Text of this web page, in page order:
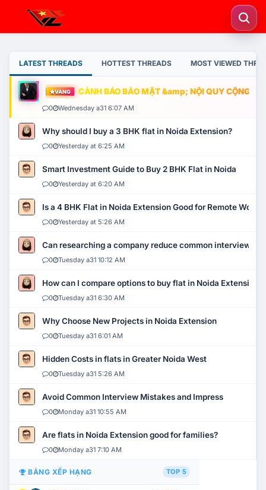
LATEST THREADS HOTTEST THREADS MOST VIEWED
VÀNG CẢNH BÁO BẢO MẬT &amp; NỘI QUY CỘNG
0 Wednesday a31 6:07 AM
Why should I buy a 3 BHK flat in Noida Extension?
0 Yesterday at 6:25 AM
Smart Investment Guide to Buy 2 BHK Flat in Noida
0 Yesterday at 6:20 AM
Is a 4 BHK Flat in Noida Extension Good for Remote Work?
0 Yesterday at 5:26 AM
Can researching a company reduce common interview
0 Tuesday a31 10:12 AM
How can I compare options to buy flat in Noida Extension?
0 Tuesday a31 6:30 AM
Why Choose New Projects in Noida Extension
0 Tuesday a31 6:01 AM
Hidden Costs in flats in Greater Noida West
0 Tuesday a31 5:26 AM
Avoid Common Interview Mistakes and Impress
0 Monday a31 10:55 AM
Are flats in Noida Extension good for families?
0 Monday a31 7:10 AM
BẢNG XẾP HẠNG TOP 5